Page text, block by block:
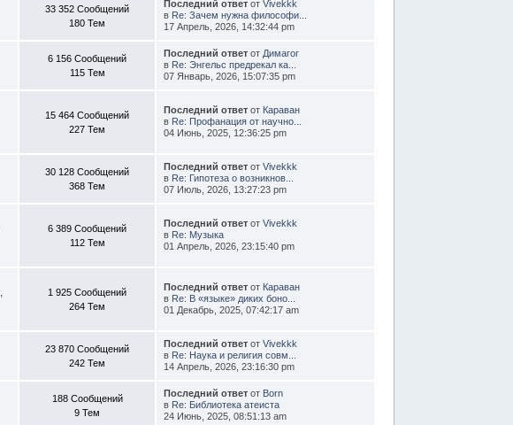
33 352 Сообщений
180 Тем
Последний ответот Vivekkk
в Re: Зачем нужна философи...
17 Апрель, 2026, 14:32:44 pm
6 156 Сообщений
115 Тем
Последний ответот Димагог
в Re: Энгельс предрекал ка...
07 Январь, 2026, 15:07:35 pm
15 464 Сообщений
227 Тем
Последний ответот Караван
в Re: Профанация от научно...
04 Июнь, 2025, 12:36:25 pm
30 128 Сообщений
368 Тем
Последний ответот Vivekkk
в Re: Гипотеза о возникнов...
07 Июль, 2026, 13:27:23 pm
6 389 Сообщений
112 Тем
Последний ответот Vivekkk
в Re: Музыка
01 Апрель, 2026, 23:15:40 pm
1 925 Сообщений
264 Тем
Последний ответот Караван
в Re: В «языке» диких боно...
01 Декабрь, 2025, 07:42:17 am
23 870 Сообщений
242 Тем
Последний ответот Vivekkk
в Re: Наука и религия совм...
14 Апрель, 2026, 23:16:30 pm
188 Сообщений
9 Тем
Последний ответот Born
в Re: Библиотека атеиста
24 Июнь, 2025, 08:51:13 am